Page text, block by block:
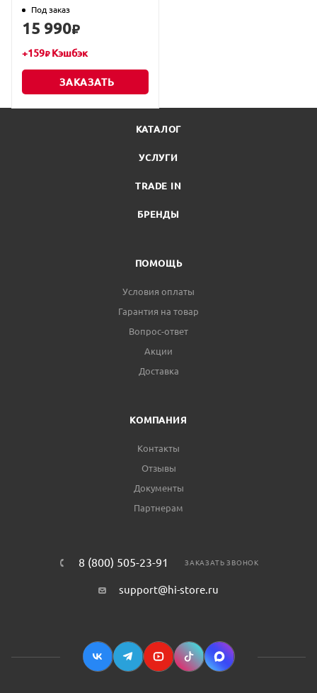
Под заказ
15 990₽
+159₽Кэшбэк
ЗАКАЗАТЬ
КАТАЛОГ
УСЛУГИ
TRADE IN
БРЕНДЫ
ПОМОЩЬ
Условия оплаты
Гарантия на товар
Вопрос-ответ
Акции
Доставка
КОМПАНИЯ
Контакты
Отзывы
Документы
Партнерам
8 (800) 505-23-91 ЗАКАЗАТЬ ЗВОНОК
support@hi-store.ru